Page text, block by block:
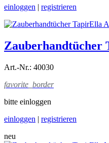
einloggen | registrieren
Zauberhandtücher
Art.-Nr.: 40030
favorite_border
bitte einloggen
einloggen | registrieren
neu